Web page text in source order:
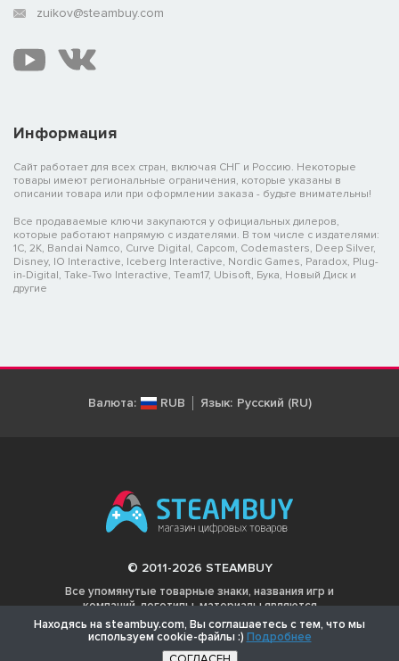
Информация
Сайт работает для всех стран, включая СНГ и Россию. Некоторые
товары имеют региональные ограничения, которые указаны в
описании товара или при оформлении заказа - будьте внимательны!
Все продаваемые ключи закупаются у официальных дилеров,
которые работают напрямую с издателями. В том числе с издателями:
1C, 2K, Bandai Namco, Curve Digital, Capcom, Codemasters, Deep Silver,
Disney, IO Interactive, Iceberg Interactive, Nordic Games, Paradox, Plug-
in-Digital, Take-Two Interactive, Team17, Ubisoft, Бука, Новый Диск и
другие
zuikov@steambuy.com
Валюта: RUB Язык: Русский (RU)
© 2011-2026 STEAMBUY
Все упомянутые товарные знаки, названия игр и
компаний, логотипы, материалы являются
собственностью соответствующих владельцев.
Находясь на steambuy.com, Вы соглашаетесь с тем, что мы
используем cookie-файлы :) Подробнее